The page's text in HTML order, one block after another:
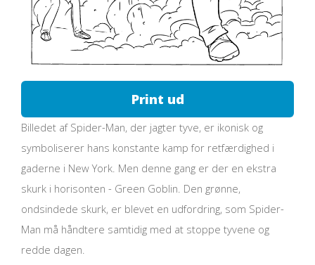
Print ud
Billedet af Spider-Man, der jagter tyve, er ikonisk og
symboliserer hans konstante kamp for retfærdighed i
gaderne i New York. Men denne gang er der en ekstra
skurk i horisonten - Green Goblin. Den grønne,
ondsindede skurk, er blevet en udfordring, som Spider-
Man må håndtere samtidig med at stoppe tyvene og
redde dagen.